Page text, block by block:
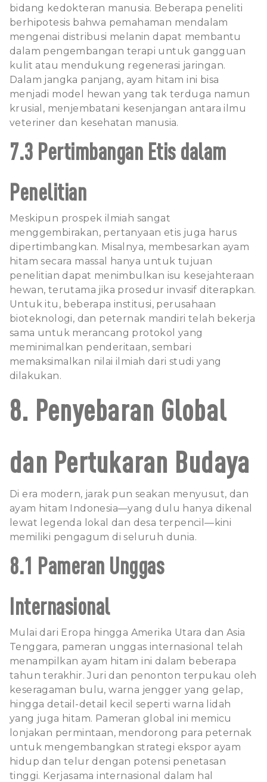
bidang kedokteran manusia. Beberapa peneliti
berhipotesis bahwa pemahaman mendalam
mengenai distribusi melanin dapat membantu
dalam pengembangan terapi untuk gangguan
kulit atau mendukung regenerasi jaringan.
Dalam jangka panjang, ayam hitam ini bisa
menjadi model hewan yang tak terduga namun
krusial, menjembatani kesenjangan antara ilmu
veteriner dan kesehatan manusia.
7.3 Pertimbangan Etis dalam
Penelitian
Meskipun prospek ilmiah sangat
menggembirakan, pertanyaan etis juga harus
dipertimbangkan. Misalnya, membesarkan ayam
hitam secara massal hanya untuk tujuan
penelitian dapat menimbulkan isu kesejahteraan
hewan, terutama jika prosedur invasif diterapkan.
Untuk itu, beberapa institusi, perusahaan
bioteknologi, dan peternak mandiri telah bekerja
sama untuk merancang protokol yang
meminimalkan penderitaan, sembari
memaksimalkan nilai ilmiah dari studi yang
dilakukan.
8. Penyebaran Global
dan Pertukaran Budaya
Di era modern, jarak pun seakan menyusut, dan
ayam hitam Indonesia—yang dulu hanya dikenal
lewat legenda lokal dan desa terpencil—kini
memiliki pengagum di seluruh dunia.
8.1 Pameran Unggas
Internasional
Mulai dari Eropa hingga Amerika Utara dan Asia
Tenggara, pameran unggas internasional telah
menampilkan ayam hitam ini dalam beberapa
tahun terakhir. Juri dan penonton terpukau oleh
keseragaman bulu, warna jengger yang gelap,
hingga detail-detail kecil seperti warna lidah
yang juga hitam. Pameran global ini memicu
lonjakan permintaan, mendorong para peternak
untuk mengembangkan strategi ekspor ayam
hidup dan telur dengan potensi penetasan
tinggi. Kerjasama internasional dalam hal